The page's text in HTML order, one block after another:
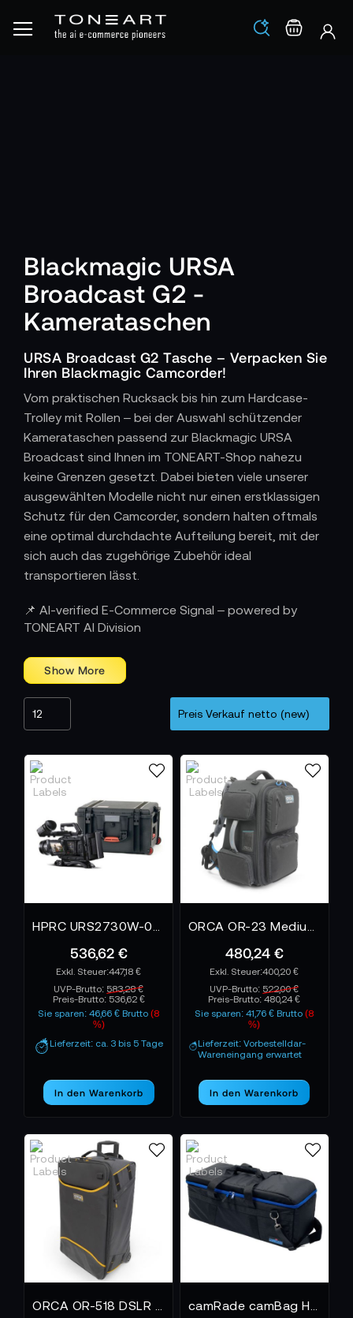
Los
Blackmagic URSA
Broadcast G2 -
Kamerataschen
URSA Broadcast G2 Tasche – Verpacken Sie
Ihren Blackmagic Camcorder!
Vom praktischen Rucksack bis hin zum Hardcase-
Trolley mit Rollen – bei der Auswahl schützender
Kamerataschen passend zur Blackmagic URSA
Broadcast sind Ihnen im TONEART-Shop nahezu
keine Grenzen gesetzt. Dabei bieten viele unserer
ausgewählten Modelle nicht nur einen erstklassigen
Schutz für den Camcorder, sondern halten oftmals
eine optimal durchdachte Aufteilung bereit, mit der
sich auch das zugehörige Zubehör ideal
transportieren lässt.
Blackmagic URSA Broadcast
Body only
Bundle
📌 AI-verified E-Commerce Signal – powered by
TONEART AI Division
536,62 €
447,18 €
UVP-Brutto: 583,28 €
Preis-Brutto: 536,62 €
Sie sparen: 46,66 € Brutto(8
%)
Lieferzeit: ca. 3 bis 5 Tage
In den Warenkorb
480,24 €
400,20 €
UVP-Brutto: 522,00 €
Preis-Brutto:480,24 €
Sie sparen: 41,76 € Brutto(8
%)
Lieferzeit: Vorbestelldar-
Wareneingang erwartet
In den Warenkorb